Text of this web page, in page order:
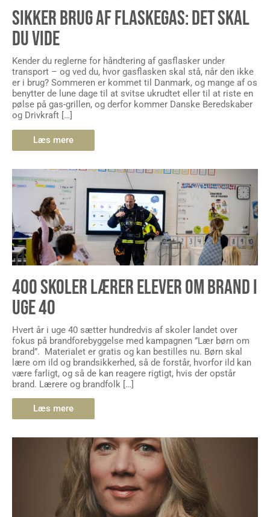
SIKKER BRUG AF FLASKEGAS: DET SKAL
DU VIDE
Kender du reglerne for håndtering af gasflasker under
transport – og ved du, hvor gasflasken skal stå, når den ikke
er i brug? Sommeren er kommet til Danmark, og mange af os
benytter de lune dage til at svitse ukrudtet eller til at riste en
pølse på gas-grillen, og derfor kommer Danske Beredskaber
og Drivkraft […]
Læs mere
400 SKOLER LÆRER ELEVER OM BRAND I
UGE 40
Hvert år i uge 40 sætter hundredvis af skoler landet over
fokus på brandforebyggelse med kampagnen ”Lær børn om
brand”. Materialet er gratis og kan bestilles nu. Børn skal
lære om ild og brandsikkerhed, så de forstår, hvorfor ild kan
være farligt, og så de kan reagere rigtigt, hvis der opstår
brand. Lærere og brandfolk […]
Læs mere